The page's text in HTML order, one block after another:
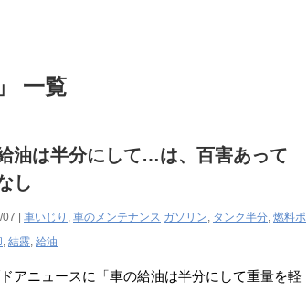
一覧
油は半分にして…は、百害あって
し
| 車いじり , 車のメンテナンス ガソリン, タンク半分, 燃料ポ
, 結露, 給油
アニュースに「車の給油は半分にして重量を軽